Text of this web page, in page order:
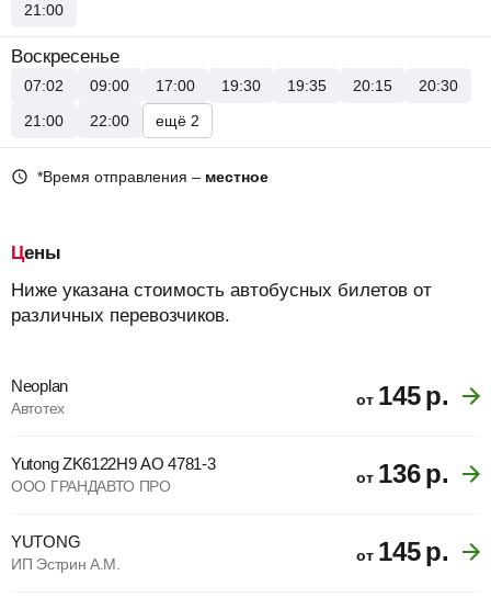
21:00
Воскресенье
07:02 09:00 17:00 19:30 19:35 20:15
20:30
21:00
22:00 ещё 2
*Время отправления – местное
Цены
Ниже указана стоимость автобусных билетов от
различных перевозчиков.
Neoplan
Автотех
от 145р.
Yutong ZK6122H9 АО 4781-3
ООО ГРАНДАВТО ПРО
от 136р.
YUTONG
ИП Эстрин А.М.
от 145р.